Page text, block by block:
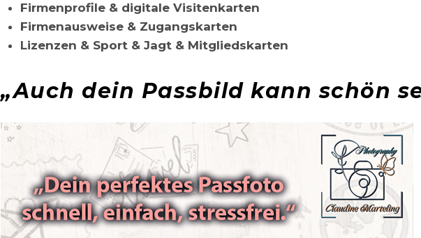
Firmenprofile & digitale Visitenkarten
Firmenausweise & Zugangskarten
Lizenzen & Sport & Jagt & Mitgliedskarten
„Auch dein Passbild kann schön